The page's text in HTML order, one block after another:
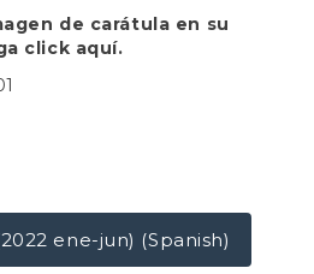
de carátula en su
click aquí.
ene-jun) (Spanish)